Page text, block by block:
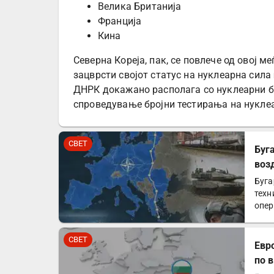
Велика Британија
Франција
Кина
Северна Кореја, пак, се повлече од овој
зацврсти својот статус на нуклеарна
ДНРК докажано располага со нуклеарни
спроведување бројни тестирања на
СВЕТ
СВЕТ
по